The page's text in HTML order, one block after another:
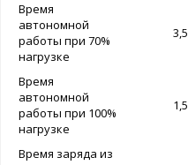
Время
автономной
работы при 70%
нагрузке
Время
автономной
работы при 100%
нагрузке
Время заряда из